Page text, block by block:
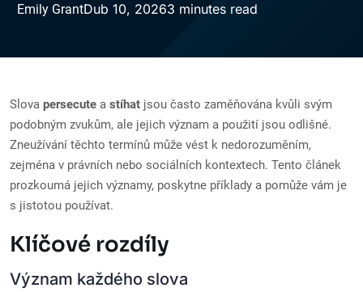
Emily GrantDub 10, 20263 minutes read
Slova persecute a stíhat jsou často zaměňována kvůli svým
podobným zvukům, ale jejich význam a použití jsou odlišné.
Zneužívání těchto termínů může vést k nedorozuměním,
zejména v právních nebo sociálních kontextech. Tento článek
prozkoumá jejich významy, poskytne příklady a pomůže vám je
s jistotou používat.
Klíčové rozdíly
Význam každého slova